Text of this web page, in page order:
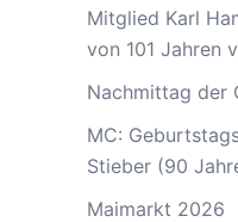
Mitglied Karl
von 101 Jahren
Nachmittag der
MC:
Stieber (90
Maimarkt 2026